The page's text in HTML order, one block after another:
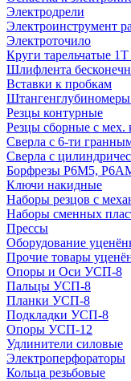
Электродрели
Электроинструмент
Электроточило
Круги тарельчатые
Шлифлента
Вставки к пробкам
Резцы контурные
Резцы сборные с мех.
Сверла с 6-ти
Сверла с
Борфрезы Р6М5,
Ключи накидные
Наборы резцов с
Наборы сменных
Прессы
Оборудование
Прочие товары
Опоры и Оси УСП-8
Пальцы УСП-8
Планки УСП-8
Подкладки УСП-8
Опоры УСП-12
Удлинители силовые
Электроперфораторы
Кольца резьбовые